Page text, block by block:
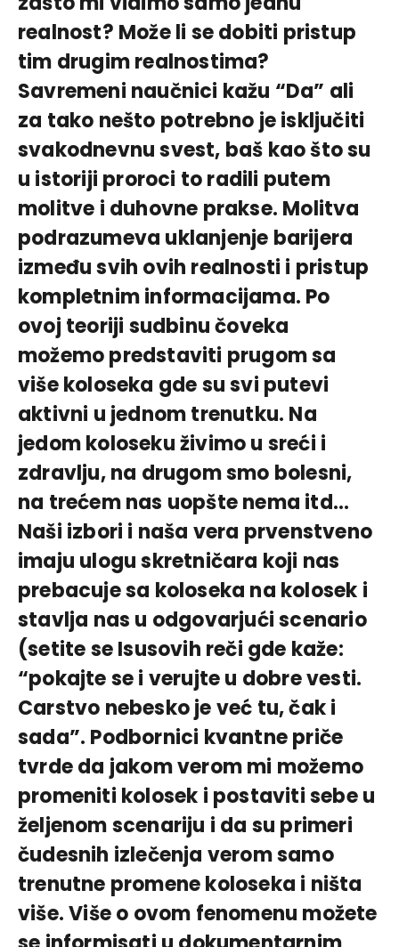
realnost? Može li se dobiti pristup
tim drugim realnostima?
Savremeni naučnici kažu “Da” ali
za tako nešto potrebno je isključiti
svakodnevnu svest, baš kao što su
u istoriji proroci to radili putem
molitve i duhovne prakse. Molitva
podrazumeva uklanjenje barijera
između svih ovih realnosti i pristup
kompletnim informacijama. Po
ovoj teoriji sudbinu čoveka
možemo predstaviti prugom sa
više koloseka gde su svi putevi
aktivni u jednom trenutku. Na
jedom koloseku živimo u sreći i
zdravlju, na drugom smo bolesni,
na trećem nas uopšte nema itd…
Naši izbori i naša vera prvenstveno
imaju ulogu skretničara koji nas
prebacuje sa koloseka na kolosek i
stavlja nas u odgovarjući scenario
(setite se Isusovih reči gde kaže:
“pokajte se i verujte u dobre vesti.
Carstvo nebesko je već tu, čak i
sada”. Podbornici kvantne priče
tvrde da jakom verom mi možemo
promeniti kolosek i postaviti sebe u
željenom scenariju i da su primeri
čudesnih izlečenja verom samo
trenutne promene koloseka i ništa
više. Više o ovom fenomenu možete